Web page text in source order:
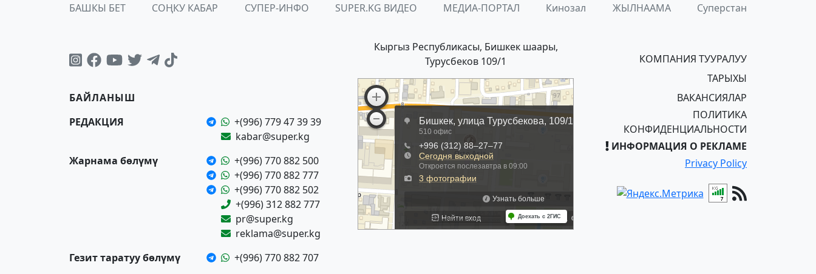
БАШКЫ БЕТ СОҢКУ КАБАР СУПЕР-ИНФО SUPER.KG ВИДЕО МЕДИА-ПОРТАЛ Кинозал ЖЫЛНААМА Суперстан
БАЙЛАНЫШ
РЕДАКЦИЯ
+(996) 779 47 39 39
kabar@super.kg
Жарнама бөлүмү
+(996) 770 882 500
+(996) 770 882 777
+(996) 770 882 502
+(996) 312 882 777
pr@super.kg
reklama@super.kg
Гезит таратуу бөлүмү
+(996) 770 882 707
Кыргыз Республикасы, Бишкек шаары,
Турусбеков 109/1
КОМПАНИЯ ТУУРАЛУУ
ТАРЫХЫ
ВАКАНСИЯЛАР
ПОЛИТИКА
КОНФИДЕНЦИАЛЬНОСТИ
ИНФОРМАЦИЯ О РЕКЛАМЕ
Privacy Policy